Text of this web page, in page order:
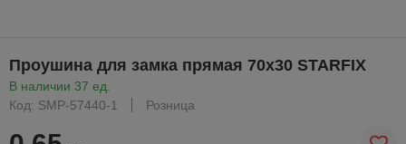
Проушина для замка прямая 70х30 STARFIX
В наличии 37 ед.
Код: SMP-57440-1
Розница